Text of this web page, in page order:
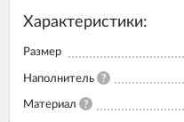
Характеристики:
Размер
Наполнитель ?
Материал ?